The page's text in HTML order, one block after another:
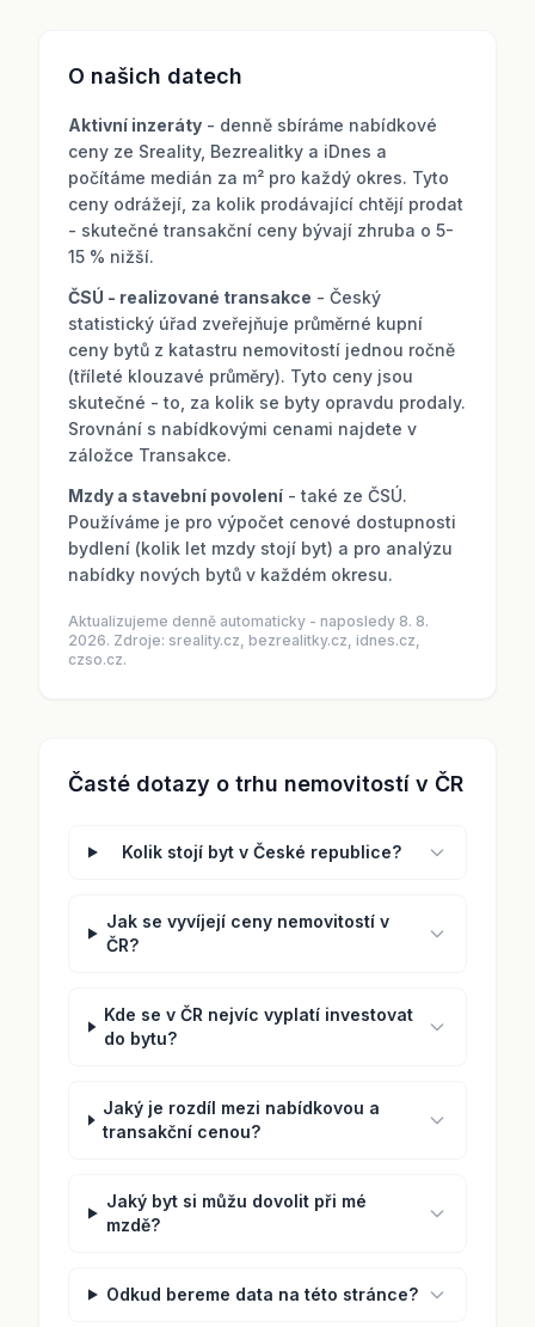
O našich datech
Aktivní inzeráty - denně sbíráme nabídkové
ceny ze Sreality, Bezrealitky a iDnes a
počítáme medián za m² pro každý okres. Tyto
ceny odrážejí, za kolik prodávající chtějí prodat
- skutečné transakční ceny bývají zhruba o 5-
15 % nižší.
ČSÚ - realizované transakce - Český
statistický úřad zveřejňuje průměrné kupní
ceny bytů z katastru nemovitostí jednou ročně
(tříleté klouzavé průměry). Tyto ceny jsou
skutečné - to, za kolik se byty opravdu prodaly.
Srovnání s nabídkovými cenami najdete v
záložce Transakce.
Mzdy a stavební povolení - také ze ČSÚ.
Používáme je pro výpočet cenové dostupnosti
bydlení (kolik let mzdy stojí byt) a pro analýzu
nabídky nových bytů v každém okresu.
Aktualizujeme denně automaticky - naposledy 8. 8.
2026. Zdroje: sreality.cz, bezrealitky.cz, idnes.cz,
czso.cz.
Časté dotazy o trhu nemovitostí v ČR
Kolik stojí byt v České republice?
Jak se vyvíjejí ceny nemovitostí v
ČR?
Kde se v ČR nejvíc vyplatí investovat
do bytu?
Jaký je rozdíl mezi nabídkovou a
transakční cenou?
Jaký byt si můžu dovolit při mé
mzdě?
Odkud bereme data na této stránce?